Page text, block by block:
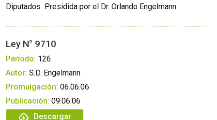
Diputados  Presidida por el Dr. Orlando Engelmann
Ley N° 9710
Período: 126
Autor: S.D. Engelmann
Promulgación: 06.06.06
Publicación: 09.06.06
Descargar